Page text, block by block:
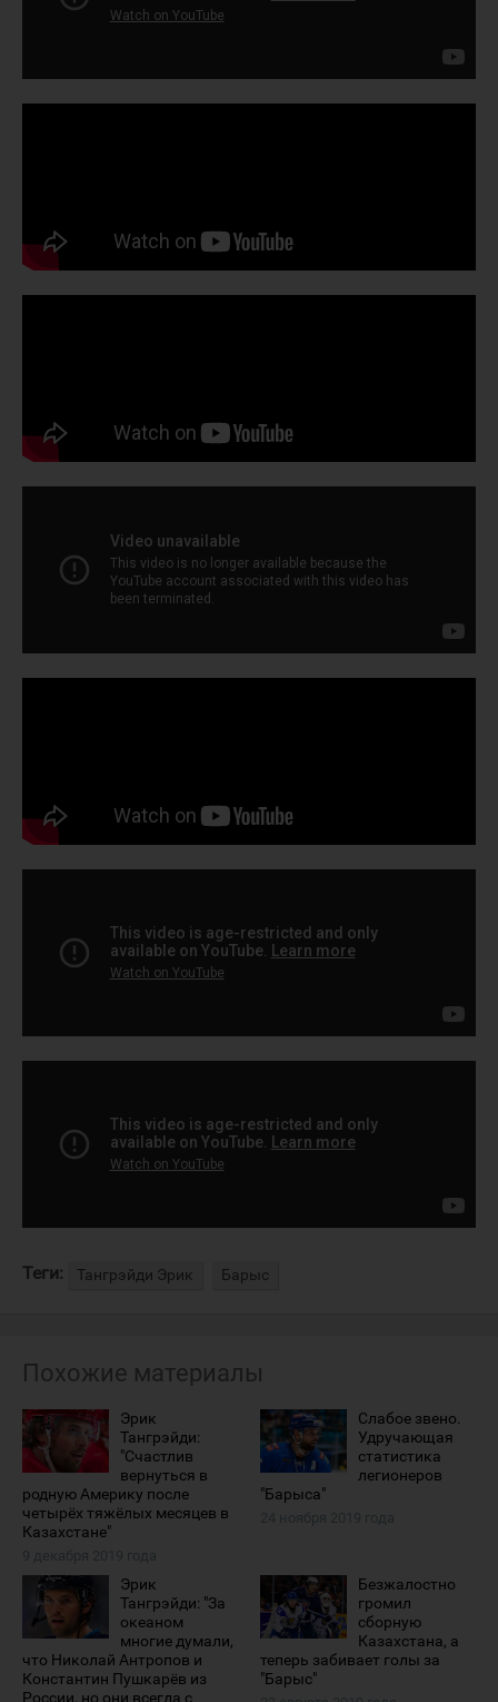
Теги: Тангрэйди Эрик Барыс
Похожие материалы
Эрик
Тангрэйди:
"Счастлив
вернуться в
родную Америку после
четырёх тяжёлых месяцев в
Казахстане"
Слабое звено.
Удручающая
статистика
легионеров
"Барыса"
Эрик
Тангрэйди: "За
океаном
многие думали,
что Николай Антропов и
Константин Пушкарёв из
России, но они всегда с
Безжалостно
громил
сборную
Казахстана, а
теперь забивает голы за
"Барыс"